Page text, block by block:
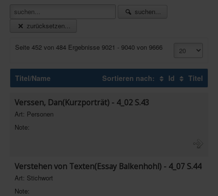
Premium login
Neuheiten-New Games
Köpfe-Heads
Branchen-/Wirtschaftsnews
Crowdfunding
Veranstaltungen-Events
suchen...
zurücksetzen...
Seite 452 von 484 Ergebnisse 9021 - 9040 von 9666
Titel/Name Sortieren nach: Id Titel
Verssen, Dan(Kurzporträt) - 4_02 S.43
Art: Personen
Note:
Verstehen von Texten(Essay Balkenhohl) - 4_07 S.44
Art: Stichwort
Note: